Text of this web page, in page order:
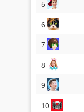
5
6
7
8
9
10